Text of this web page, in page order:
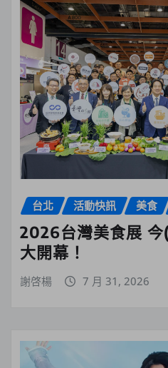
台北 活動快訊 美食
2026台灣美食展
大開幕！
謝啓楊 7 月 31, 2026